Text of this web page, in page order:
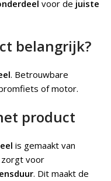
voor de juiste
belangrijk?
. Betrouwbare
of motor.
product
is gemaakt van
voor
. Dit maakt de